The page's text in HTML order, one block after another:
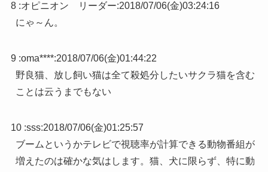
8 :オピニオン リーダー:2018/07/06(金)03:24:16
にゃ～ん。
9 :oma****:2018/07/06(金)01:44:22
野良猫、放し飼い猫は全て殺処分したいサクラ猫を含む
ことは云うまでもない
10 :sss:2018/07/06(金)01:25:57
ブームというかテレビで視聴率が計算できる動物番組が
増えたのは確かな気はします。猫、犬に限らず、特に動